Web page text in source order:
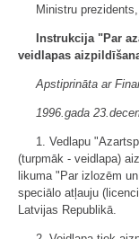
Ministru
Instrukcija "Par
veidlapas
Apstiprināta ar
1996.gada
1. Vedlapu
(turpmāk - veidlapa)
likuma "Par izlozēm
speciālo atļauju
Latvijas Republikā.